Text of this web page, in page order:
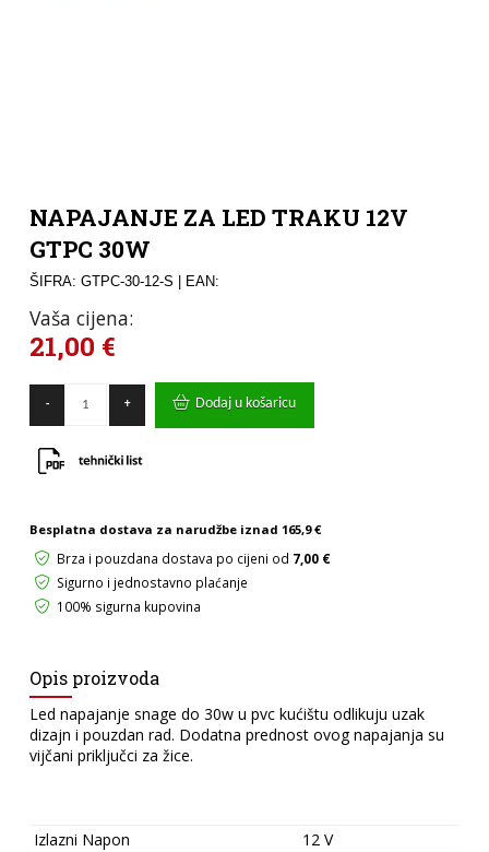
NAPAJANJE ZA LED TRAKU 12V
GTPC 30W
ŠIFRA: GTPC-30-12-S | EAN:
Vaša cijena:
21,00 €
-
LED
12V
+ Dodaj u košaricu
Besplatna dostava za narudžbe iznad 165,9 €
Brza i pouzdana dostava po cijeni od 7,00 €
Sigurno i jednostavno plaćanje
100% sigurna kupovina
Opis proizvoda
Led napajanje snage do 30w u pvc kućištu odlikuju uzak
dizajn i pouzdan rad. Dodatna prednost ovog napajanja su
vijčani priključci za žice.
Izlazni Napon
12 V